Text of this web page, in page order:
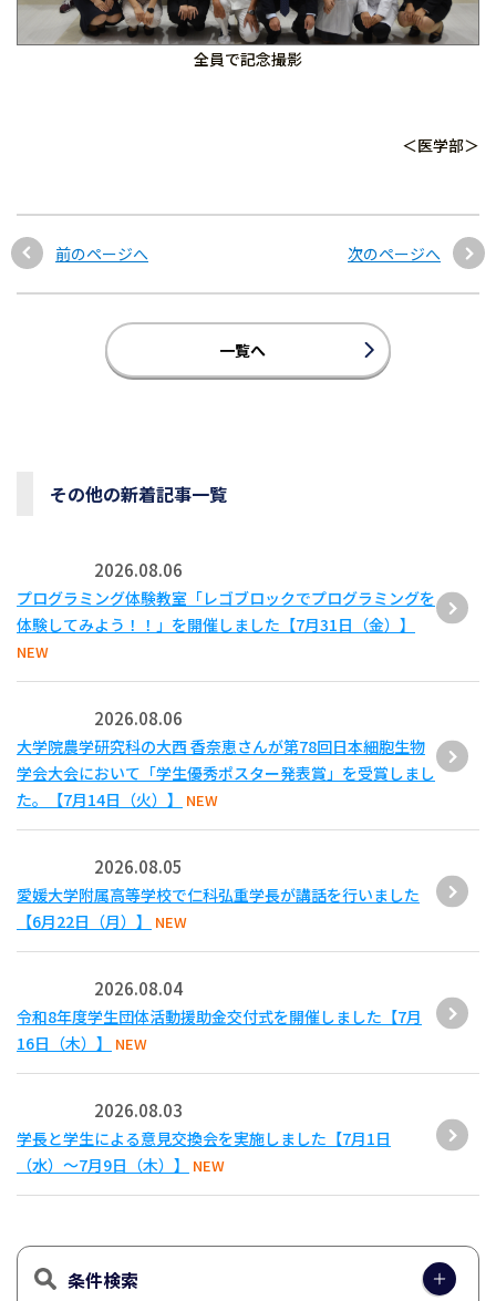
全員で記念撮影
＜医学部＞
前のページへ 次のページへ
一覧へ
その他の新着記事一覧
2026.08.06
プログラミング体験教室「レゴブロックでプログラミングを
体験してみよう！！」を開催しました【7月31日（金）】
NEW
2026.08.06
大学院農学研究科の大西 香奈恵さんが第78回日本細胞生物
学会大会において「学生優秀ポスター発表賞」を受賞しまし
た。【7月14日（火）】
NEW
2026.08.05
愛媛大学附属高等学校で仁科弘重学長が講話を行いました
【6月22日（月）】
NEW
2026.08.04
令和8年度学生団体活動援助金交付式を開催しました【7月
16日（木）】
NEW
2026.08.03
学長と学生による意見交換会を実施しました【7月1日
（水）～7月9日（木）】
NEW
条件検索